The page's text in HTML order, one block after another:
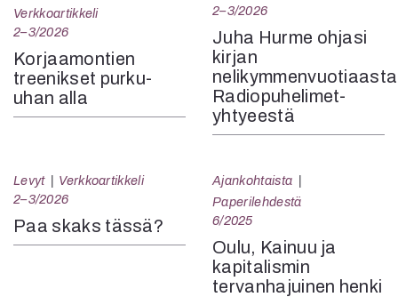
Verkkoartikkeli
2–3/2026
Korjaamontien
treenikset purku-
uhan alla
2–3/2026
Juha Hurme ohjasi
kirjan
nelikymmenvuotiaasta
Radiopuhelimet-
yhtyeestä
Levyt
Verkkoartikkeli
2–3/2026
Paa skaks tässä?
Ajankohtaista
Paperilehdestä
6/2025
Oulu, Kainuu ja
kapitalismin
tervanhajuinen henki